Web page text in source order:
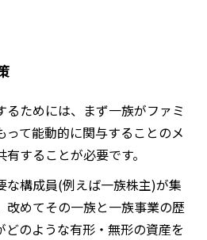
るためには、まず一族がファミ
って能動的に関与することのメ
することが必要です。
な構成員(例えば一族株主)が集
改めてその一族と一族事業の歴
どのような有形・無形の資産を